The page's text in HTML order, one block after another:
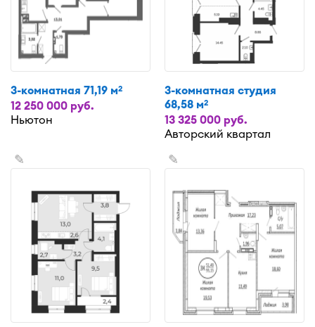
3-комнатная 71,19 м2
12 250 000 руб.
Ньютон
3-комнатная студия
68,58 м2
13 325 000 руб.
Авторский квартал
✎ ✎